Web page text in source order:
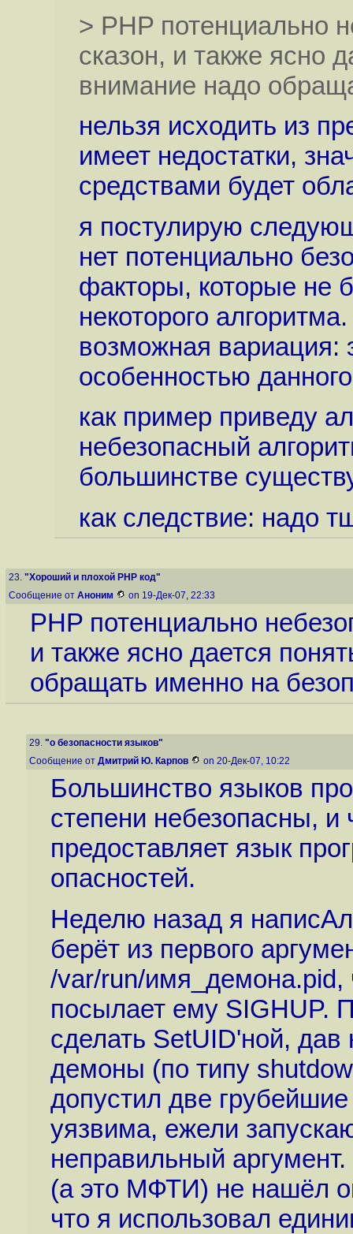
> PHP потенциально
сказон, и также ясно
внимание надо
нельзя исходить из
имеет недостатки,
средствами будет
я постулирую
нет потенциально
факторы, которые не
некоторого алгоритма.
возможная вариация:
особенностью
как пример приведу
небезопасный
большинстве
как следствие: надо
23. "Хороший и плохой PHP код"
Сообщение от Аноним on 19-Дек-07, 22:33
PHP потенциально
и также ясно дается
обращать именно на
29. "о безопасности языков"
Сообщение от Дмитрий Ю. Карпов on 20-Дек-07, 10:22
Большинство языков
степени небезопасны,
предоставляет язык
опасностей.
Неделю назад я
берёт из первого
/var/run/имя_демона.pid,
посылает ему SIGHUP.
сделать SetUID'ной, дав
демоны (по типу
допустил две
уязвима, ежели
неправильный
(а это МФТИ) не нашёл
что я использовал